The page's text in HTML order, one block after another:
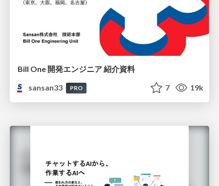
Bill One 開発エンジニア 紹介資料
sansan33
PRO 7 19k